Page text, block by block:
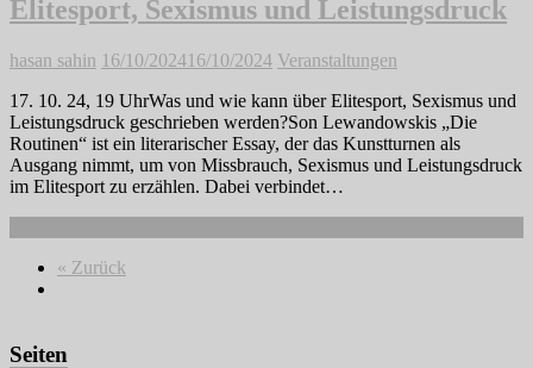
Elitesport, Sexismus und Leistungsdruck
hasan sahin 16/10/202416/10/2024 Veranstaltungen
17. 10. 24, 19 UhrWas und wie kann über Elitesport, Sexismus und
Leistungsdruck geschrieben werden?Son Lewandowskis „Die
Routinen“ ist ein literarischer Essay, der das Kunstturnen als
Ausgang nimmt, um von Missbrauch, Sexismus und Leistungsdruck
im Elitesport zu erzählen. Dabei verbindet…
« Zurück
Seiten